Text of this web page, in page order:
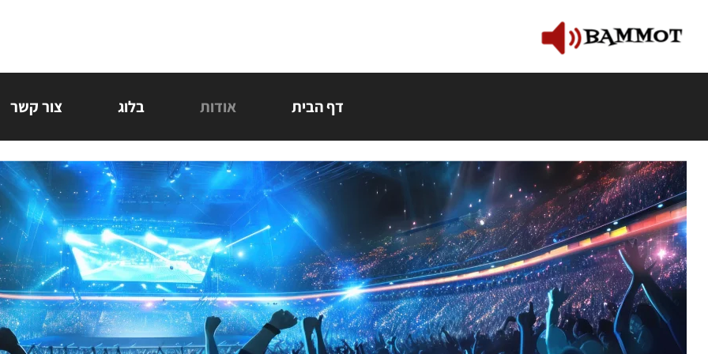
דף הבית אודות בלוג צור קשר